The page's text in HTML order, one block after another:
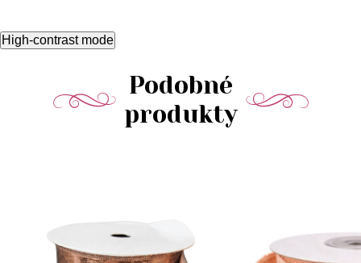
High-contrast mode
Podobné
produkty